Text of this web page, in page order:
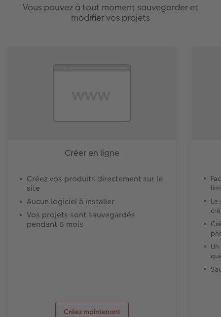
Vous pouvez à tout moment sauvegarder et
modifier vos projets
Créer en ligne
Créez vos produits directement sur le
site
Aucun logiciel à installer
Vos projets sont sauvegardés
pendant 6 mois
Créez maintenant
Le